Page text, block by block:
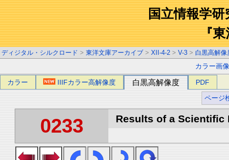
国立情報学
『東
ディジタル・シルクロード > 東洋文庫アーカイブ > XII-4-2 > V-3 > 白黒高解像
カラー画
カラー IIIFカラー高解像度 白黒高解像度 PDF
ページ
0233 Results of a Scientific